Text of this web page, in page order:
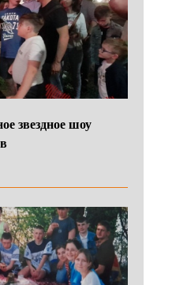
звездное шоу